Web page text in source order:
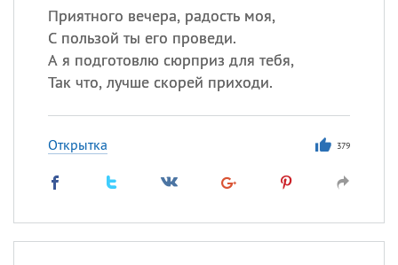
Приятного вечера, радость моя,
С пользой ты его проведи.
А я подготовлю сюрприз для тебя,
Так что, лучше скорей приходи.
Открытка 379